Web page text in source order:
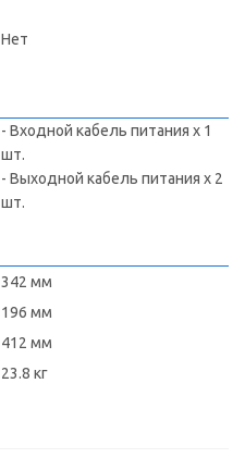
Нет
- Входной кабель питания х 1
шт.
- Выходной кабель питания х 2
шт.
342 мм
196 мм
412 мм
23.8 кг